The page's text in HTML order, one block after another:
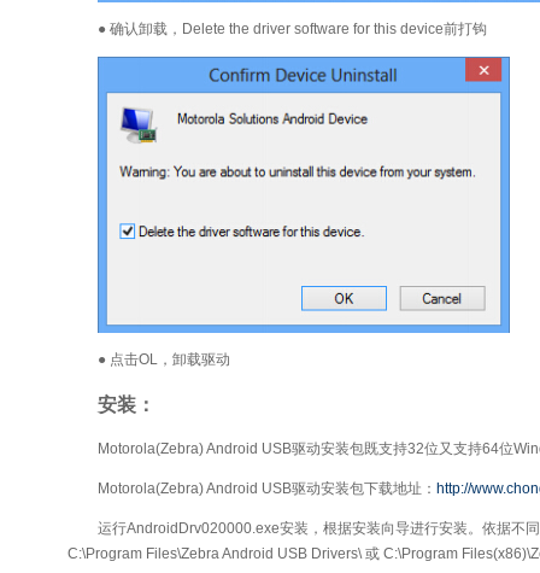
● 确认卸载，Delete the driver software for this device前打钩
● 点击OL，卸载驱动
安装：
Motorola(Zebra) Android USB驱动安装包既支持32位又支持64位
Motorola(Zebra) Android USB驱动安装包下载地址： http://
运行AndroidDrv020000.exe安装，根据安装向导进行安装。依据不
C:\Program Files\Zebra Android USB Drivers\ 或 C:\Program